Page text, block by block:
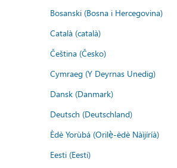
Bosanski (Bosna i Hercegovina)
Català (català)
Čeština (Česko)
Cymraeg (Y Deyrnas Unedig)
Dansk (Danmark)
Deutsch (Deutschland)
Èdè Yorùbá (Orilẹ̀-èdè Nàìjíríà)
Eesti (Eesti)